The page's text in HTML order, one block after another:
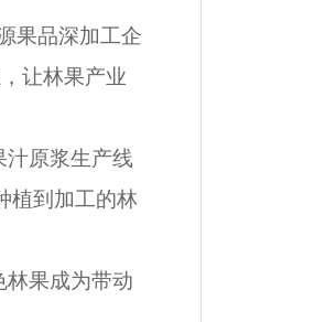
果品深加工企
让林果产业
汁原浆生产线
植到加工的林
林果成为带动